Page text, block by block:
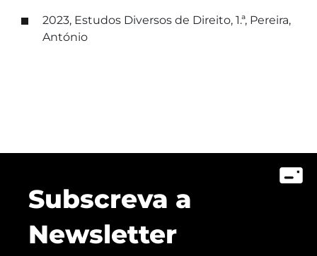
2023, Estudos Diversos de Direito, 1.ª, Pereira,
António
Subscreva a
Newsletter